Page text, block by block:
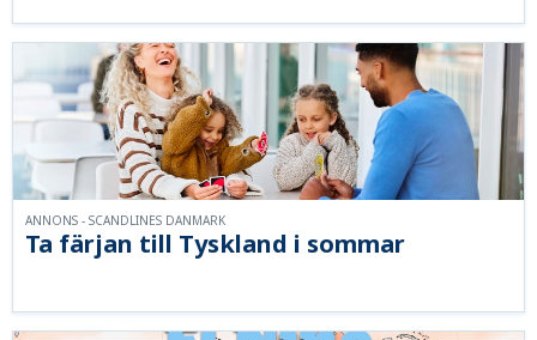
Ta färjan till Tyskland i sommar
ANNONS - SCANDLINES DANMARK